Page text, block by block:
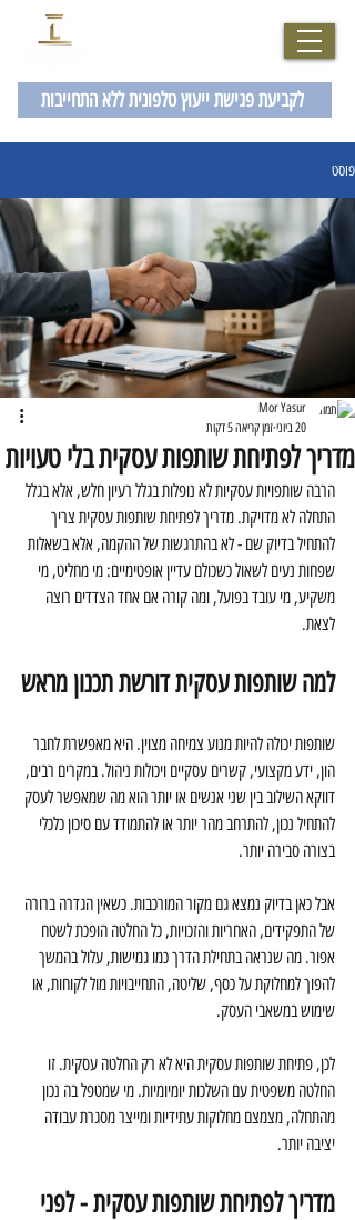
לקביעת פגישת ייעוץ טלפונית ללא התחייבות
פוסט
מדריך לפתיחת שותפות עסקית בלי טעויות
Mor Yasur
20 ביוני
זמן קריאה 5 דקות
הרבה שותפויות עסקיות לא נופלות בגלל רעיון חלש, אלא בגלל
התחלה לא מדויקת. מדריך לפתיחת שותפות עסקית צריך
להתחיל בדיוק שם - לא בהתרגשות של ההקמה, אלא בשאלות
שפחות נעים לשאול כשכולם עדיין אופטימיים: מי מחליט, מי
משקיע, מי עובד בפועל, ומה קורה אם אחד הצדדים רוצה
לצאת.
למה שותפות עסקית דורשת תכנון מראש
שותפות יכולה להיות מנוע צמיחה מצוין. היא מאפשרת לחבר
הון, ידע מקצועי, קשרים עסקיים ויכולות ניהול. במקרים רבים,
דווקא השילוב בין שני אנשים או יותר הוא מה שמאפשר לעסק
להתחיל נכון, להתרחב מהר יותר או להתמודד עם סיכון כלכלי
בצורה סבירה יותר.
אבל כאן בדיוק נמצא גם מקור המורכבות. כשאין הגדרה ברורה
של התפקידים, האחריות והזכויות, כל החלטה הופכת לשטח
אפור. מה שנראה בתחילת הדרך כמו גמישות, עלול בהמשך
להפוך למחלוקת על כסף, שליטה, התחייבויות מול לקוחות, או
שימוש במשאבי העסק.
לכן, פתיחת שותפות עסקית היא לא רק החלטה עסקית. זו
החלטה משפטית עם השלכות יומיומיות. מי שמטפל בה נכון
מהתחלה, מצמצם מחלוקות עתידיות ומייצר מסגרת עבודה
יציבה יותר.
מדריך לפתיחת שותפות עסקית - לפני